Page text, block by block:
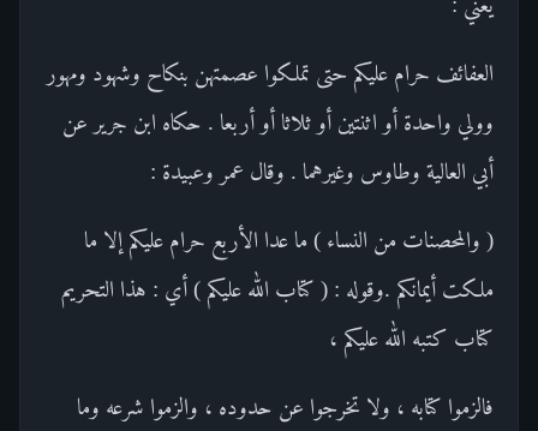
العفائف حرام عليكم حتى تملكوا عصمتهن بنكاح وشهود ومهور
وولي واحدة أو اثنتين أو ثلاثا أو أربعا . حكاه ابن جرير عن
أبي العالية وطاوس وغيرهما . وقال عمر وعبيدة :
( والمحصنات من النساء ) ما عدا الأربع حرام عليكم إلا ما
ملكت أيمانكم .وقوله : ( كتاب الله عليكم ) أي : هذا التحريم
كتاب كتبه الله عليكم ،
فالزموا كتابه ، ولا تخرجوا عن حدوده ، والزموا شرعه وما